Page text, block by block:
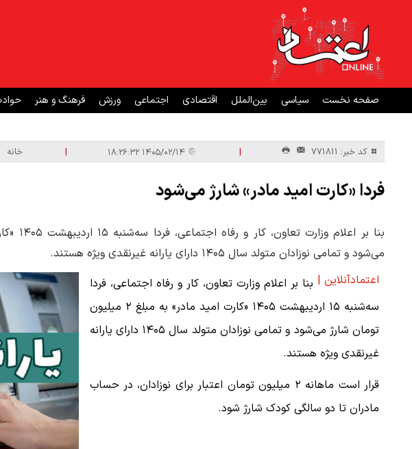
صفحه نخست سیاسی بین‌الملل اقتصادی اجتماعی ورزش فرهنگ و هنر
کد خبر: 771811 | ۱۴۰۵/۰۲/۱۴ ۱۸:۲۶:۳۲ | خانه
فردا «کارت امید مادر» شارژ می‌شود
می‌شود و تمامی نوزادان متولد سال ۱۴۰۵ دارای یارانه غیرنقدی ویژه هستند.
اعتمادآنلاین | بنا بر اعلام وزارت تعاون، کار و رفاه اجتماعی، فردا
سه‌شنبه ۱۵ اردیبهشت ۱۴۰۵ «کارت امید مادر» به مبلغ ۲ میلیون
تومان شارژ می‌شود و تمامی نوزادان متولد سال ۱۴۰۵ دارای یارانه
غیرنقدی ویژه هستند.
قرار است ماهانه ۲ میلیون تومان اعتبار برای نوزادان، در حساب
مادران تا دو سالگی کودک شارژ شود.